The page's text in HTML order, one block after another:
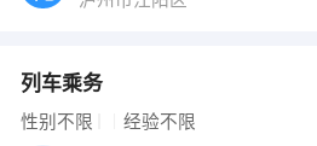
列车乘务
性别不限 经验不限